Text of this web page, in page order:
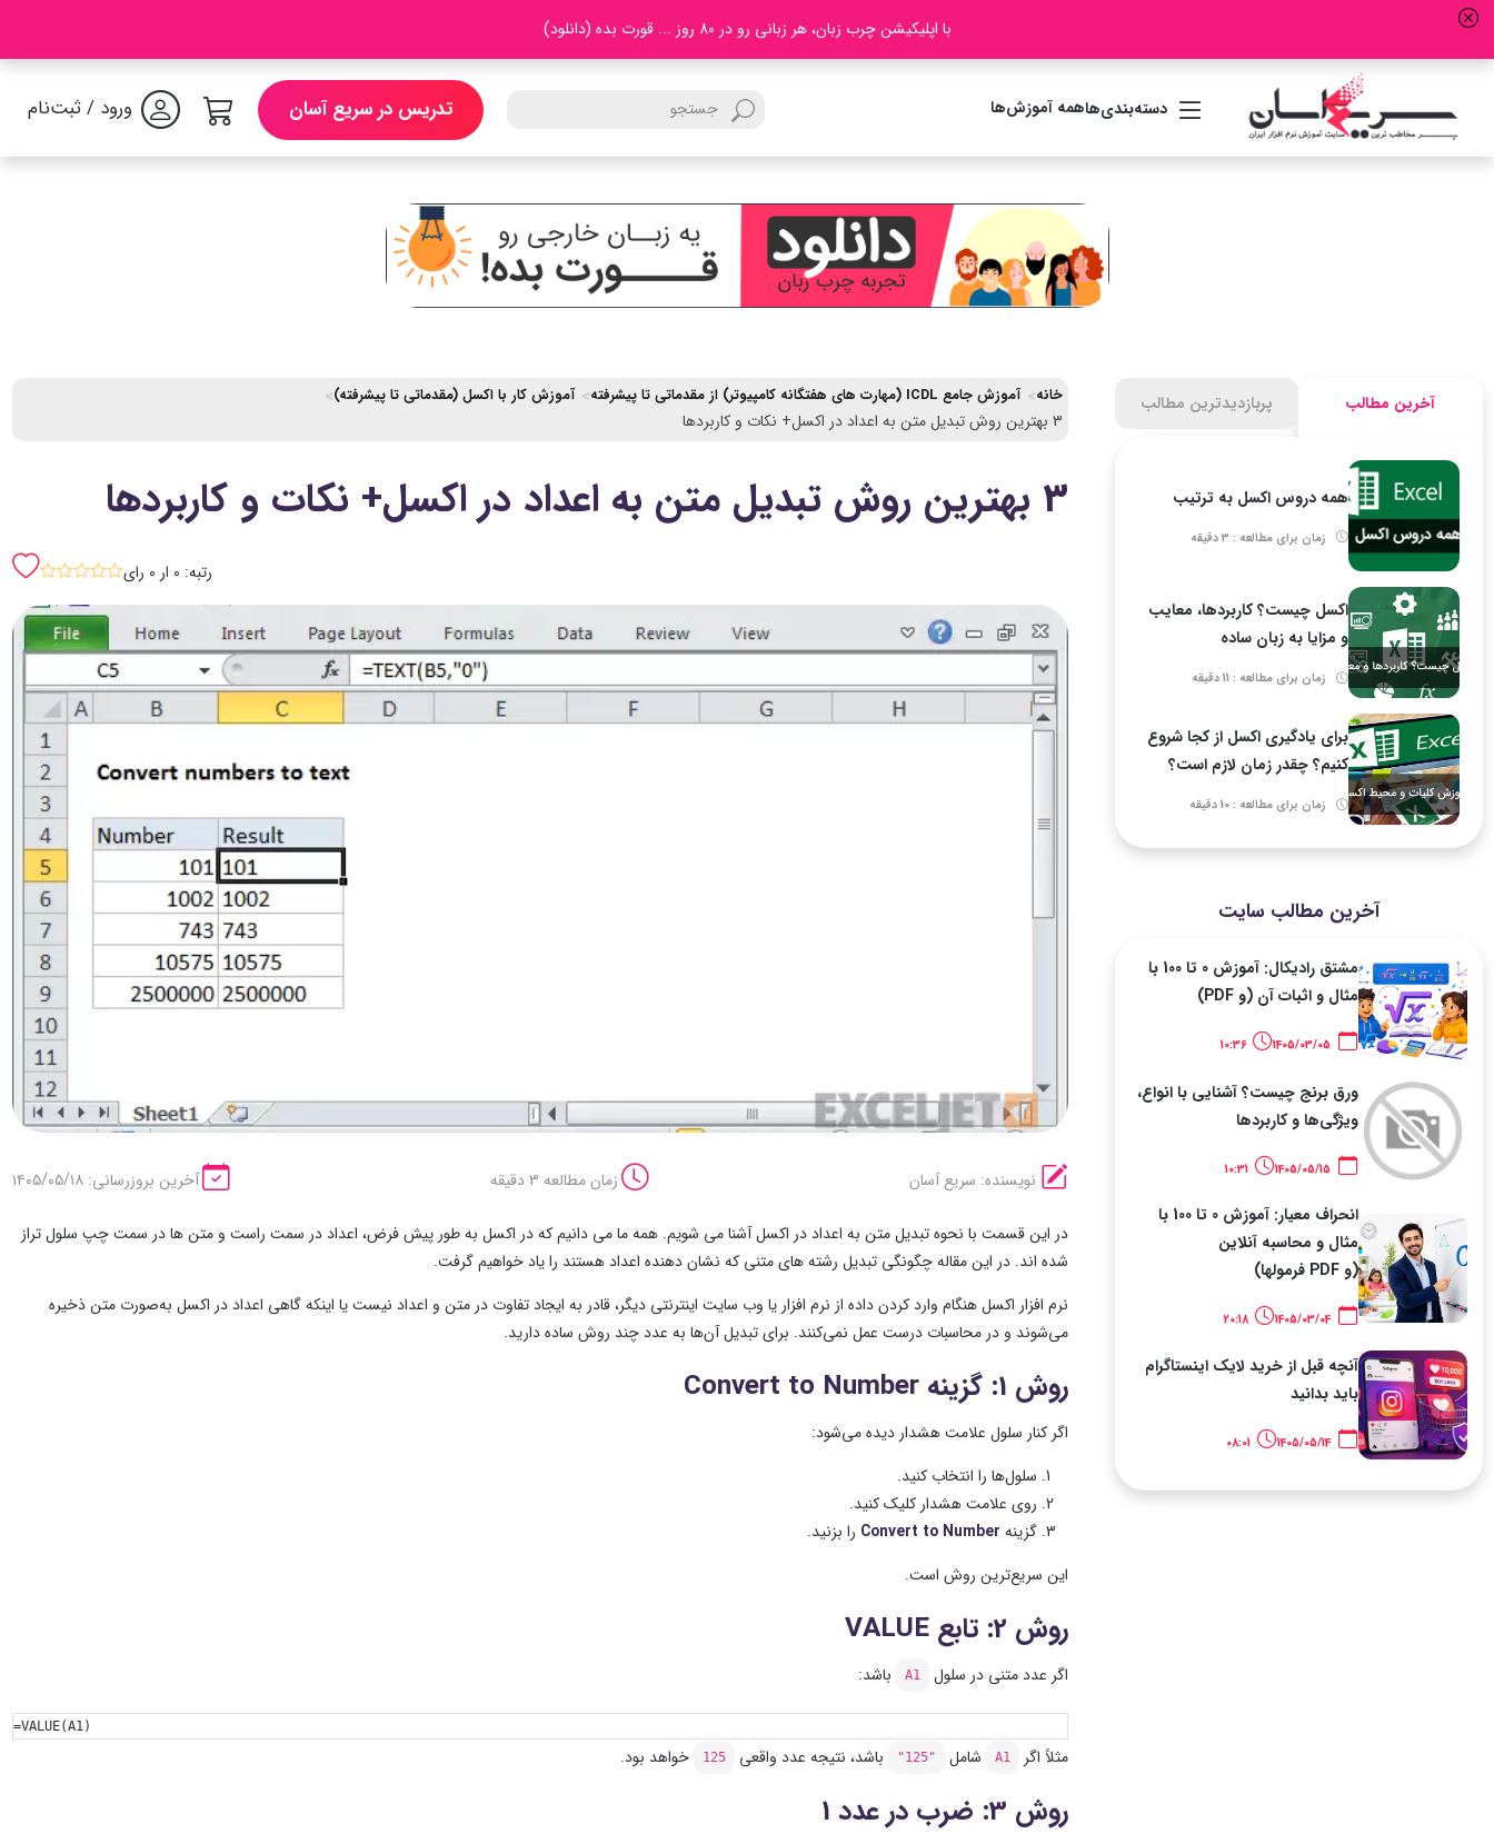
با اپلیکیشن چرب زبان، هر زبانی رو در 80 روز ... قورت بده (دانلود)
دسته‌بندی‌هاهمه آموزش‌ها تدریس در سریع آسان ورود / ثبت‌نام
آخرین مطالب پربازدیدترین مطالب
همه دروس اکسل به ترتیب
زمان برای مطالعه : 3 دقیقه
اکسل چیست؟ کاربردها، معایب
و مزایا به زبان ساده
زمان برای مطالعه : 11 دقیقه
برای یادگیری اکسل از کجا شروع
کنیم؟ چقدر زمان لازم است؟
زمان برای مطالعه : 10 دقیقه
آخرین مطالب سایت
مشتق رادیکال: آموزش 0 تا 100 با
مثال و اثبات آن (و PDF)
10:36
ورق برنج چیست؟ آشنایی با انواع،
ویژگی‌ها و کاربردها
10:31
انحراف معیار: آموزش 0 تا 100 با
مثال و محاسبه آنلاین
(و PDF فرمولها)
1405/03/04
20:18
آنچه قبل از خرید لایک اینستاگرام
باید بدانید
1405/05/14
08:01
خانه آموزش جامع ICDL (مهارت های هفتگانه کامپیوتر) از مقدماتی تا پیشرفته آموزش کار با اکسل (مقدماتی تا پیشرفته)
3 بهترین روش تبدیل متن به اعداد در اکسل+ نکات و کاربردها
3 بهترین روش تبدیل متن به اعداد در اکسل+ نکات و کاربردها
رتبه: 0 ار 0 رای sssss
نویسنده: سریع آسان زمان مطالعه 3 دقیقه آخرین بروزرسانی: ۱۴۰۵/۰۵/۱۸
در این قسمت با نحوه تبدیل متن به اعداد در اکسل آشنا می شویم. همه ما می دانیم که در اکسل به طور پیش فرض، اعداد در سمت راست و متن ها در سمت چپ سلول تراز
شده اند. در این مقاله چگونگی تبدیل رشته های متنی که نشان دهنده اعداد هستند را یاد خواهیم گرفت.
نرم افزار اکسل هنگام وارد کردن داده از نرم افزار یا وب سایت اینترنتی دیگر، قادر به ایجاد تفاوت در متن و اعداد نیست یا اینکه گاهی اعداد در اکسل به‌صورت متن ذخیره
می‌شوند و در محاسبات درست عمل نمی‌کنند. برای تبدیل آن‌ها به عدد چند روش ساده دارید.
روش 1: گزینه Convert to Number
اگر کنار سلول علامت هشدار دیده می‌شود:
سلول‌ها را انتخاب کنید.
روی علامت هشدار کلیک کنید.
گزینه Convert to Number را بزنید.
این سریع‌ترین روش است.
روش 2: تابع VALUE
اگر عدد متنی در سلول A1 باشد:
=VALUE(A1)
مثلاً اگر A1 شامل "125" باشد، نتیجه عدد واقعی 125 خواهد بود.
روش 3: ضرب در عدد 1